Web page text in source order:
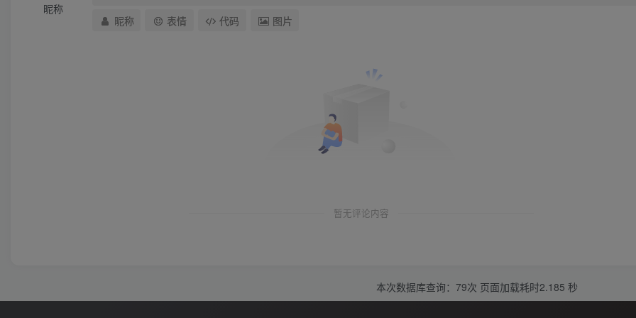
昵称
昵称
表情 代码 图片
暂无评论内容
本次数据库查询：79次 页面加载耗时2.185 秒